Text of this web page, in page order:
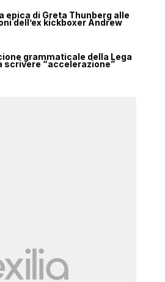
epica di Greta Thunberg alle
dell’ex kickboxer Andrew
grammaticale della Lega
scrivere “accelerazione”